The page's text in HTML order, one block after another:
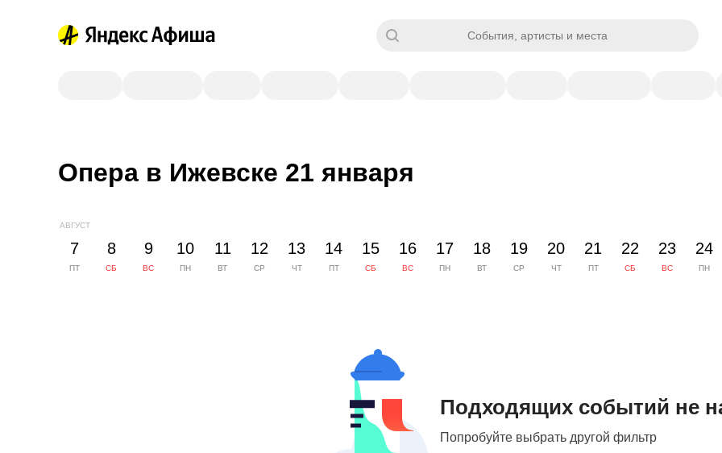
События, артисты и места
Опера в Ижевске 21 января
АВГУСТ
7
ПТ
8
СБ
9
ВС
10
ПН
11
ВТ
12
СР
13
ЧТ
14
ПТ
15
СБ
16
ВС
17
ПН
18
ВТ
19
СР
20
ЧТ
21
ПТ
22
СБ
23
ВС
24
ПН
Подходящих событий не
Попробуйте выбрать другой фильтр